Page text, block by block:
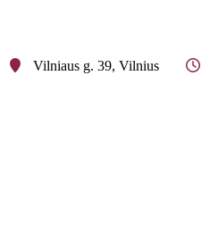
Vilniaus g. 39, Vilnius